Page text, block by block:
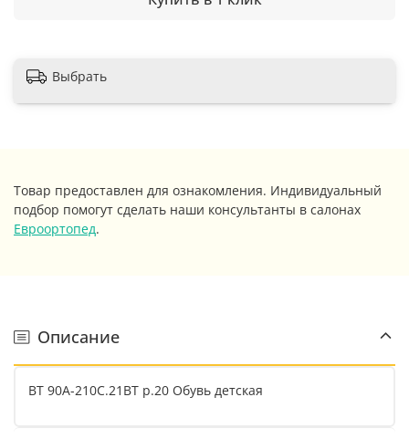
Выбрать
Товар предоставлен для ознакомления. Индивидуальный
подбор помогут сделать наши консультанты в салонах
Евроортопед.
Описание
ВТ 90А-210С.21ВТ р.20 Обувь детская